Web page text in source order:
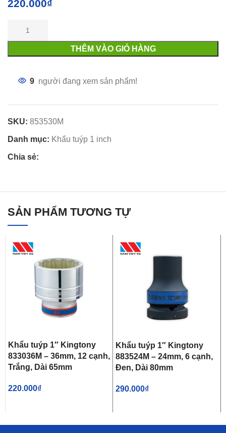
220.000₫
THÊM VÀO GIỎ HÀNG
9 người đang xem sản phẩm!
SKU: 853530M
Danh mục: Khẩu tuýp 1 inch
Chia sẻ:
SẢN PHẨM TƯƠNG TỰ
Khẩu tuýp 1″ Kingtony
833036M – 36mm, 12 cạnh,
Trắng, Dài 65mm
220.000₫
Khẩu tuýp 1″ Kingtony
883524M – 24mm, 6 cạnh,
Đen, Dài 80mm
290.000₫